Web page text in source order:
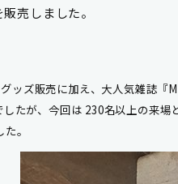
販売しました。
ッズ販売に加え、大人気雑誌
たが、今回は 230名以上の来場
。